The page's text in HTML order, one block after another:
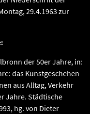
29.4.1963 zur
der 50er Jahre, in:
das Kunstgeschehen
aus Alltag, Verkehr
Jahre. Städtische
hg. von Dieter